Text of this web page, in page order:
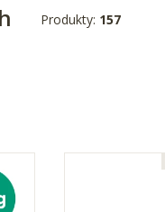
Produkty: 157